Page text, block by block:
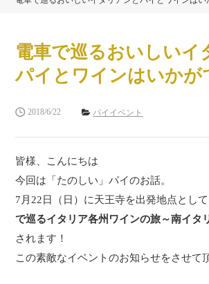
電車で巡るおいしいイ
パイとワインはいかが
2018/6/22 パイイベント
皆様、こんにちは
今回は「たのしい」パイのお話。
7月22日（日）に天王寺を出発地点として
で巡るイタリア各州ワインの旅～南イタ
されます！
この素敵なイベントのお知らせをさせて